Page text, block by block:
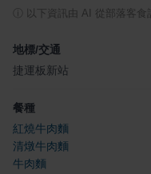
以下資訊由 AI 從部落客食
地標/交通
捷運板新站
餐種
紅燒牛肉麵
清燉牛肉麵
牛肉麵